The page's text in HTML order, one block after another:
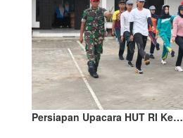
Persiapan Upacara HUT RI Ke…